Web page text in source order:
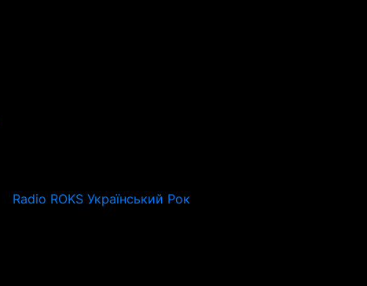
Radio ROKS Український Рок